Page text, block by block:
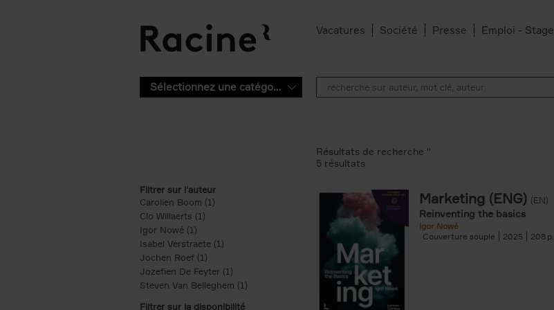
Vacatures Société Presse Emploi - Stage
Sélectionnez une catégorie
Filtrer sur l'auteur
Carolien Boom (1)
Clo Willaerts (1)
Igor Nowé (1)
Isabel Verstraete (1) Apply Isabel Verstraete filter
Jochen Roef (1)
Jozefien De Feyter (1) Apply Jozefien De Feyter filter
Steven Van Belleghem (1) Apply Steven Van Belleghem filter
Filtrer sur la disponibilité
Résultats de recherche ''
5 résultats
Marketing (ENG) (EN)
Reinventing the basics
Igor Nowé
Couverture souple
2025 208